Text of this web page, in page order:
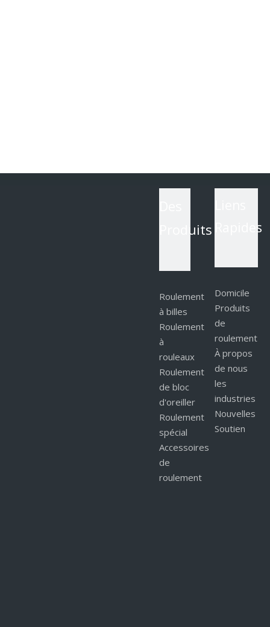
Produits
Roulement
à billes
Roulement
à
rouleaux
Roulement
de bloc
d'oreiller
Roulement
spécial
Accessoires
de
roulement
Rapides
Domicile
Produits
de
roulement
À propos
de nous
les
industries
Nouvelles
Soutien